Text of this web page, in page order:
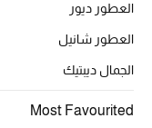
تشكيلة المناسبات للنساء
الحب للمحلي
العطور ديور
العطور شانيل
الجمال ديبتيك
Most Favourited